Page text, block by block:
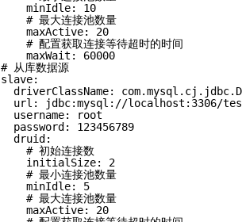
minIdle: 10
# 最大连接池数量
maxActive: 20
# 配置获取连接等待超时的时间
maxWait: 60000
# 从库数据源
slave:
driverClassName:
url: jdbc:mysql://localhost:3306/
username: root
password: 123456789
druid:
# 初始连接数
initialSize: 2
# 最小连接池数量
minIdle: 5
# 最大连接池数量
maxActive: 20